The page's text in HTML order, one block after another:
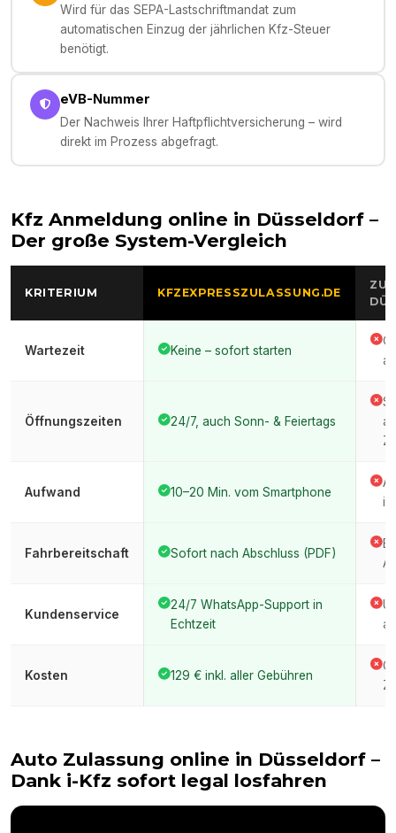
Wird für das SEPA-Lastschriftmandat zum
automatischen Einzug der jährlichen Kfz-Steuer
benötigt.
eVB-Nummer
Der Nachweis Ihrer Haftpflichtversicherung – wird
direkt im Prozess abgefragt.
Kfz Anmeldung online in Düsseldorf –
Der große System-Vergleich
KRITERIUM KFZEXPRESSZULASSUNG.DE
Wartezeit Keine – sofort starten
Öffnungszeiten 24/7, auch Sonn- & Feiertags
Aufwand 10–20 Min. vom Smartphone
Fahrbereitschaft Sofort nach Abschluss (PDF)
Kundenservice
24/7 WhatsApp-Support in
Echtzeit
Kosten 129 € inkl. aller Gebühren
Auto Zulassung online in Düsseldorf –
Dank i-Kfz sofort legal losfahren